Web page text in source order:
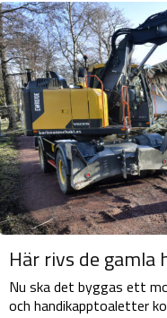
Här rivs de gamla
Nu ska det byggas ett
och handikapptoaletter